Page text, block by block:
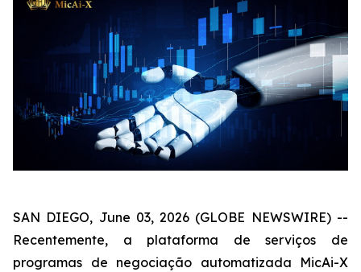
SAN DIEGO, June 03, 2026 (GLOBE NEWSWIRE) --
Recentemente, a plataforma de serviços de
programas de negociação automatizada MicAi-X